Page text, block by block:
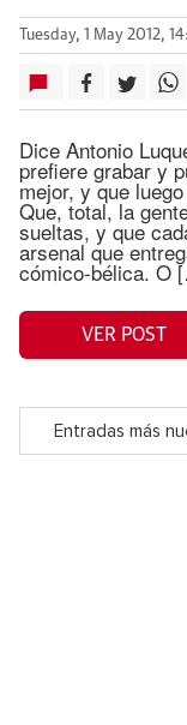
Tuesday, 1 May 2012,
Dice Antonio
prefiere grabar y
mejor, y que
Que, total, la
sueltas, y que
arsenal que
cómico-bélica. O
VER POST
Entradas más